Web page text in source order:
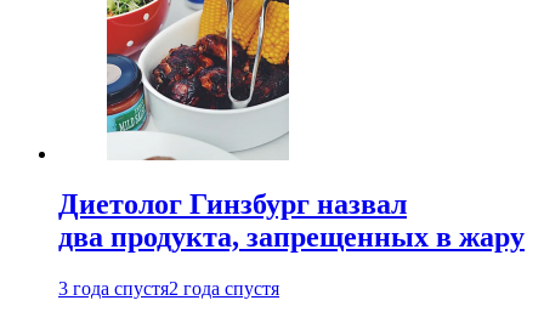
Диетолог Гинзбург назвал
два продукта, запрещенных в жару
3 года спустя2 года спустя